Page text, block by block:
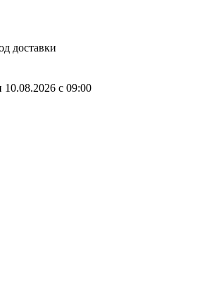
доставки
10.08.2026 c 09:00